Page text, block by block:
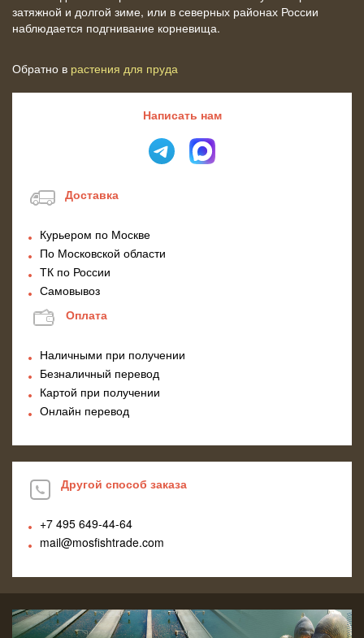
затяжной и долгой зиме, или в северных районах России
наблюдается подгнивание корневища.
Обратно в растения для пруда
Написать нам
Доставка
Курьером по Москве
По Московской области
ТК по России
Самовывоз
Оплата
Наличными при получении
Безналичный перевод
Картой при получении
Онлайн перевод
Другой способ заказа
+7 495 649-44-64
mail@mosfishtrade.com